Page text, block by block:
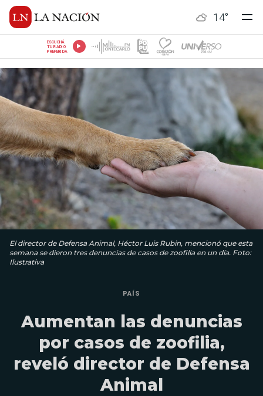
14°
ESCUCHÁ
TU RADIO
PREFERIDA
El director de Defensa Animal, Héctor Luis Rubin, mencionó que esta
semana se dieron tres denuncias de casos de zoofilia en un día. Foto:
Ilustrativa
PAÍS
Aumentan las denuncias
por casos de zoofilia,
reveló director de Defensa
Animal